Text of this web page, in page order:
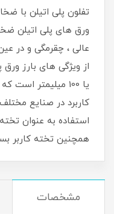
ورق های پلی اتیلن
عالی ، چقرمگی و در
یا 100 میلیمتر
کاربرد در صنایع
استفاده به عنوان
همچنین تخته کاربر
مشخصات